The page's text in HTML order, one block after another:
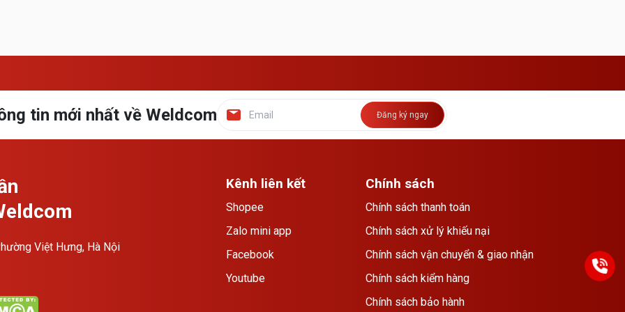
tin mới nhất về Weldcom Đăng ký ngay
Việt Hưng, Hà Nội
Kênh liên kết
Shopee
Zalo mini app
Facebook
Youtube
Chính sách
Chính sách thanh toán
Chính sách xử lý khiếu nại
Chính sách vận chuyển & giao nhận
Chính sách kiểm hàng
Chính sách bảo hành